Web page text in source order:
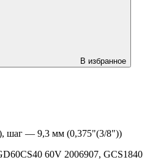
В избранное
шаг — 9,3 мм (0,375"(3/8"))
60V 2006907, GCS1840